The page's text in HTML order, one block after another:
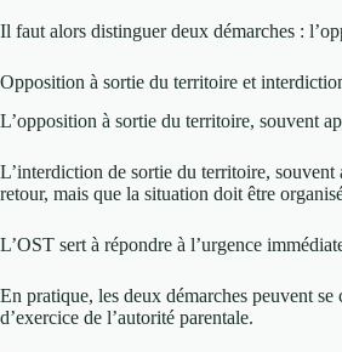
Il faut alors distinguer deux démarches :
Opposition à sortie du territoire et
L’opposition à sortie du territoire, souvent
L’interdiction de sortie du territoire,
retour, mais que la situation doit être
L’OST sert à répondre à l’urgence
En pratique, les deux démarches peuvent
d’exercice de l’autorité parentale.